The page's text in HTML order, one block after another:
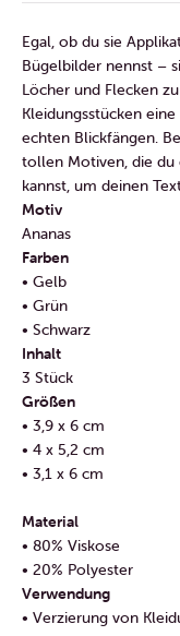
Egal, ob du sie
Bügelbilder nennst –
Löcher und Flecken
Kleidungsstücken
echten Blickfängen.
tollen Motiven, die du
kannst, um deinen
Motiv
Ananas
Farben
• Gelb
• Grün
• Schwarz
Inhalt
3 Stück
Größen
• 3,9 x 6 cm
• 4 x 5,2 cm
• 3,1 x 6 cm
Material
• 80% Viskose
• 20% Polyester
Verwendung
• Verzierung von